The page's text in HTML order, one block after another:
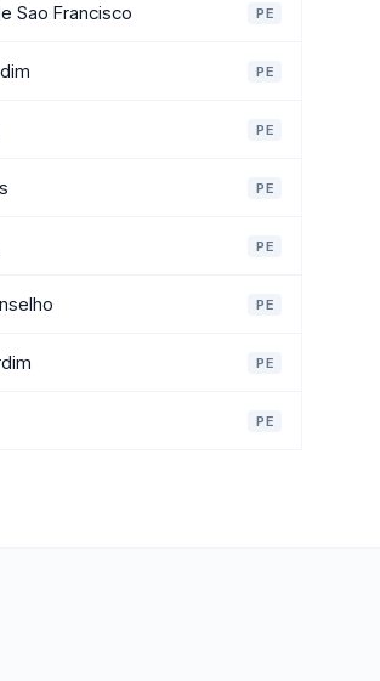
Sao Francisco PE
PE
PE
PE
PE
PE
PE
PE